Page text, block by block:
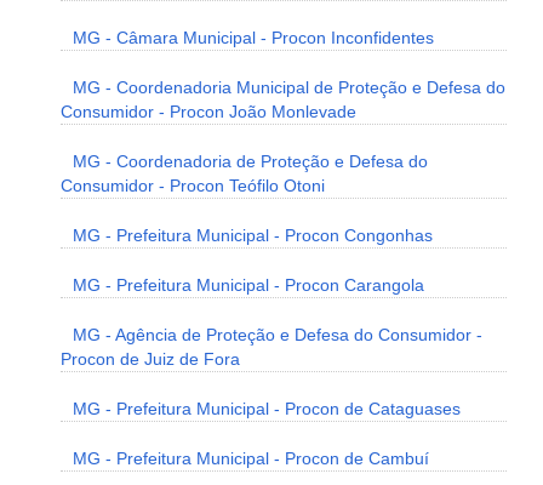
MG - Câmara Municipal - Procon Inconfidentes
MG - Coordenadoria Municipal de Proteção e Defesa do
Consumidor - Procon João Monlevade
MG - Coordenadoria de Proteção e Defesa do
Consumidor - Procon Teófilo Otoni
MG - Prefeitura Municipal - Procon Congonhas
MG - Prefeitura Municipal - Procon Carangola
MG - Agência de Proteção e Defesa do Consumidor -
Procon de Juiz de Fora
MG - Prefeitura Municipal - Procon de Cataguases
MG - Prefeitura Municipal - Procon de Cambuí